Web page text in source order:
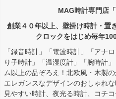
MAG時計専門店
創業４０年以上、壁掛け時計・置
クロックをはじめ毎年
「録音時計」「電波時計」「アナ
り子時計」「温湿度計」「腕時計
ム以上の品ぞろえ！北欧風・木製
エレガンスなデザインのおしゃれ
見やすい時計、夜光る時計、コチ